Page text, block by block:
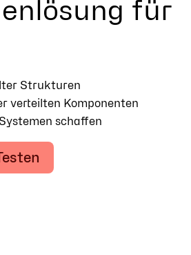
für
Strukturen
verteilten Komponenten
schaffen